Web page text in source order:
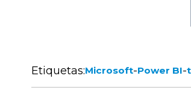
Etiquetas:Microsoft-Power BI-